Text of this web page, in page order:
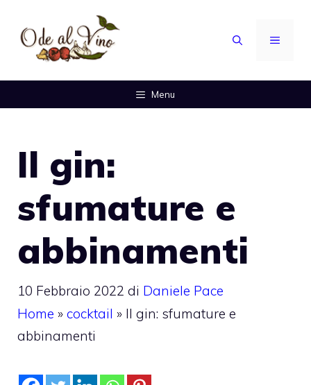
contenuto
MENU
Menu
Il gin:
sfumature e
abbinamenti
10 Febbraio 2022 di Daniele Pace
Home » cocktail » Il gin: sfumature e
abbinamenti